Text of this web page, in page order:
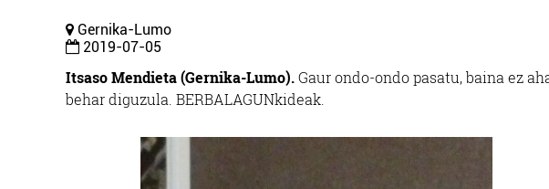
Gernika-Lumo
2019-07-05
Itsaso Mendieta (Gernika-Lumo).Gaur ondo-ondo pasatu, baina ez
behar diguzula. BERBALAGUNkideak.